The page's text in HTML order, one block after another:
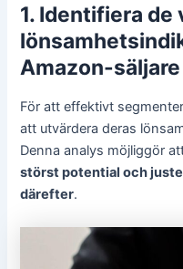
1. Identifiera
Amazon-säljare
För att effektivt
att utvärdera deras
Denna analys möjliggör
störst potential och
därefter.